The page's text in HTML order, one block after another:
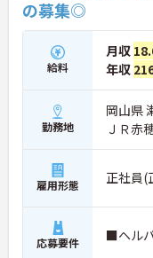
の募集◎
給料
月収
年収
勤務地
岡山県
ＪＲ赤
雇用形態 正社員(
応募要件 ■ヘル